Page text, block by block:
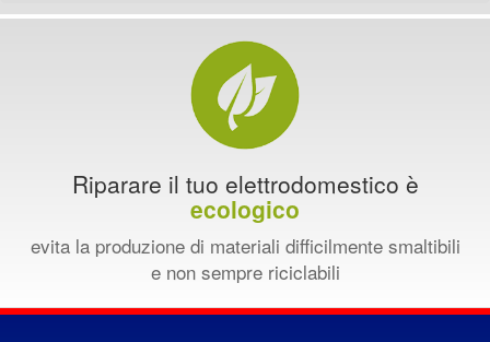
Riparare il tuo elettrodomestico è
ecologico
evita la produzione di materiali difficilmente smaltibili
e non sempre riciclabili